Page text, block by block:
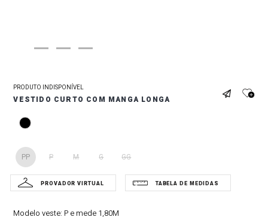
PRODUTO INDISPONÍVEL
VESTIDO CURTO COM MANGA LONGA
PP P M G GG
Modelo veste: P e mede 1,80M